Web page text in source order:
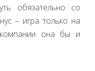
обязательно со
– игра только на
она бы и